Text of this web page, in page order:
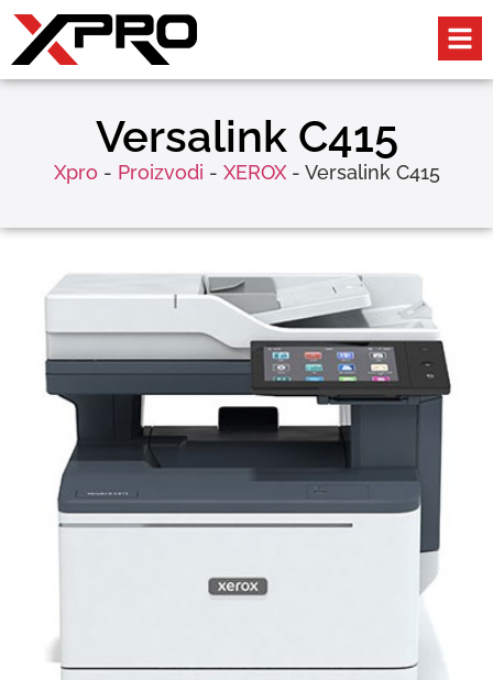
Versalink C415
Xpro - Proizvodi - XEROX- Versalink C415